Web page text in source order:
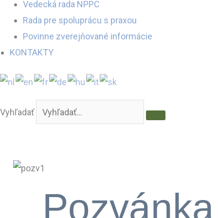
Vedecká rada NPPC
Rada pre spoluprácu s praxou
Povinne zverejňované informácie
KONTAKTY
Vyhľadať